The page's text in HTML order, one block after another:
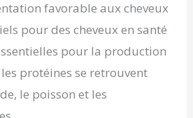
favorable aux cheveux
pour des cheveux en santé
pour la production
protéines se retrouvent
le poisson et les